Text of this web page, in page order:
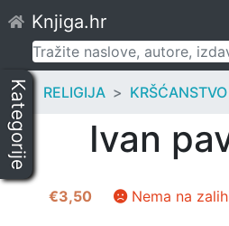
to
content
Knjiga.hr
Pretraži:
Kategorije RELIGIJA KRŠĆANSTVO
Ivan
€3,50 Nema na